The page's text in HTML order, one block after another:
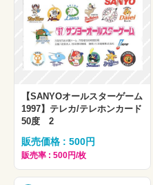
【SANYOオールスターゲーム
1997】テレカ/テレホンカード
50度 2
販売価格 : 500円
販売率 : 500円/枚